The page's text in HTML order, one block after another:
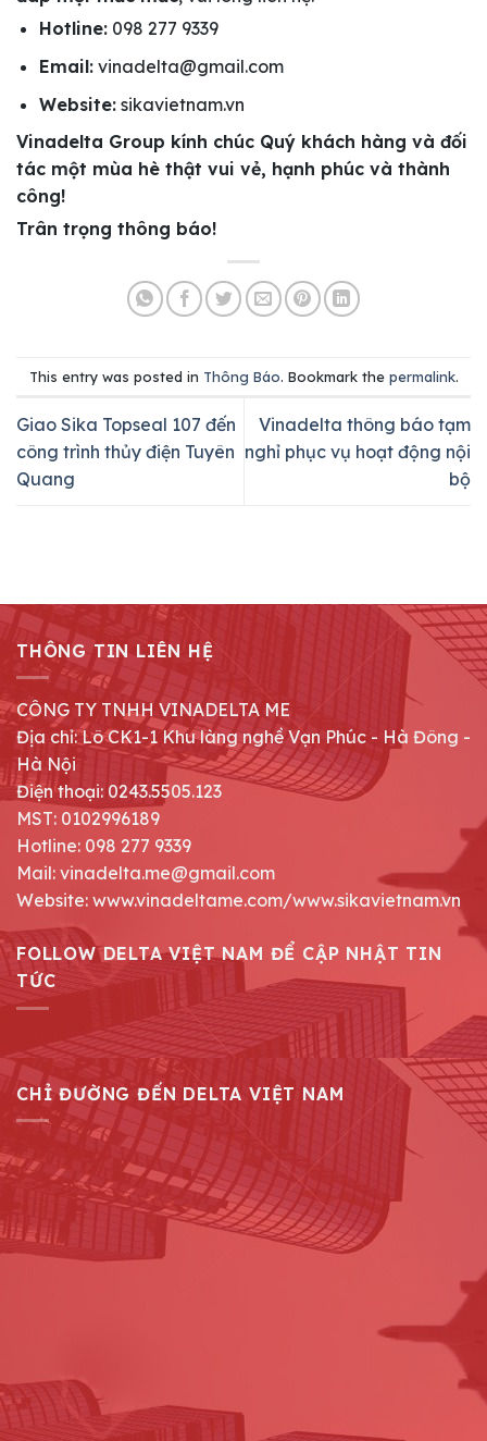
Hotline:098 277 9339
Email:vinadelta@gmail.com
Website:sikavietnam.vn
Vinadelta Group kính chúc Quý khách hàng và đối
tác một mùa hè thật vui vẻ, hạnh phúc và thành
công!
Trân trọng thông báo!
This entry was posted in Thông Báo. Bookmark the permalink.
Giao Sika Topseal 107 đến
công trình thủy điện Tuyên
Quang
Vinadelta thông báo tạm
nghỉ phục vụ hoạt động nội
bộ
THÔNG TIN LIÊN HỆ
CÔNG TY TNHH VINADELTA ME
Địa chỉ: Lô CK1-1 Khu làng nghề Vạn Phúc - Hà Đông -
Hà Nội
Điện thoại: 0243.5505.123
MST: 0102996189
Hotline: 098 277 9339
Mail: vinadelta.me@gmail.com
Website: www.vinadeltame.com/www.sikavietnam.vn
FOLLOW DELTA VIỆT NAM ĐỂ CẬP NHẬT TIN
TỨC
CHỈ ĐƯỜNG ĐẾN DELTA VIỆT NAM